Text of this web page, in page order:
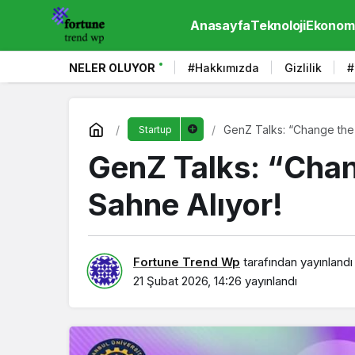
AnasayfaTeknoloji
NELER OLUYOR #Hakkımızda Gizlilik
Startup GenZ Talks: “Change
GenZ Talks:
Sahne Alıyor!
Fortune Trend Wp tarafından yayınlandı
21 Şubat 2026, 14:26 yayınlandı